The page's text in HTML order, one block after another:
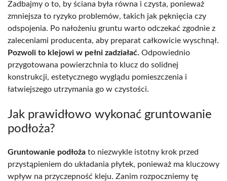
Zadbajmy o to, by ściana była równa i czysta, ponieważ
zmniejsza to ryzyko problemów, takich jak pęknięcia czy
odspojenia. Po nałożeniu gruntu warto odczekać zgodnie z
zaleceniami producenta, aby preparat całkowicie wyschnął.
Pozwoli to klejowi w pełni zadziałać. Odpowiednio
przygotowana powierzchnia to klucz do solidnej
konstrukcji, estetycznego wyglądu pomieszczenia i
łatwiejszego utrzymania go w czystości.
Jak prawidłowo wykonać gruntowanie
podłoża?
Gruntowanie podłoża to niezwykle istotny krok przed
przystąpieniem do układania płytek, ponieważ ma kluczowy
wpływ na przyczepność kleju. Zanim rozpoczniemy tę